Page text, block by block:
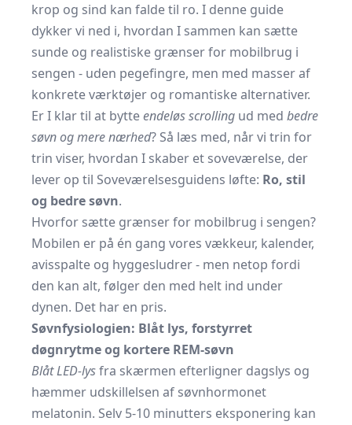
krop og sind kan falde til ro. I denne guide
dykker vi ned i, hvordan I sammen kan sætte
sunde og realistiske grænser for mobilbrug i
sengen - uden pegefingre, men med masser af
konkrete værktøjer og romantiske alternativer.
Er I klar til at bytteendeløs scrolling ud med bedre
søvn og mere nærhed? Så læs med, når vi trin for
trin viser, hvordan I skaber et soveværelse, der
lever op til Soveværelsesguidens løfte: Ro, stil
og bedre søvn.
Hvorfor sætte grænser for mobilbrug i sengen?
Mobilen er på én gang vores vækkeur, kalender,
avisspalte og hyggesludrer - men netop fordi
den kan alt, følger den med helt ind under
dynen. Det har en pris.
Søvnfysiologien: Blåt lys, forstyrret
døgnrytme og kortere REM-søvn
Blåt LED-lysfra skærmen efterligner dagslys og
hæmmer udskillelsen af søvnhormonet
melatonin. Selv 5-10 minutters eksponering kan